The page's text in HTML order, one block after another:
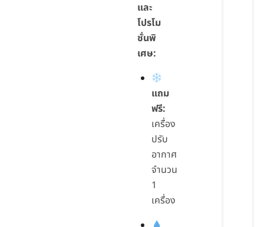
และ
โปรโม
ชั่นพิ
เศษ:
แถม
ฟรี:
เครื่อง
ปรับ
อากาศ
จำนวน
1
เครื่อง